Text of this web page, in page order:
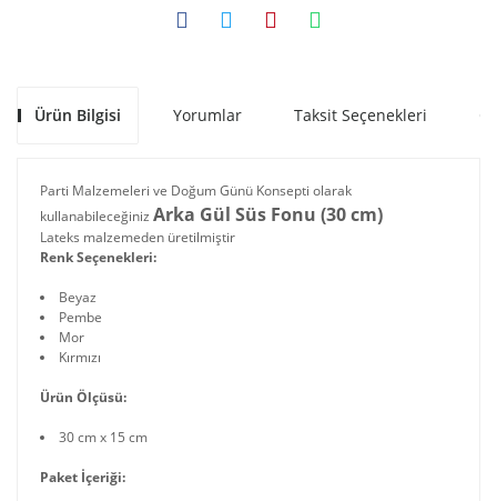
Ürün Bilgisi Yorumlar Taksit Seçenekleri
Parti Malzemeleri ve Doğum Günü Konsepti olarak
kullanabileceğiniz Arka Gül Süs Fonu (30 cm)
Lateks malzemeden üretilmiştir
Renk Seçenekleri:
Beyaz
Pembe
Mor
Kırmızı
Ürün Ölçüsü:
30 cm x 15 cm
Paket İçeriği: